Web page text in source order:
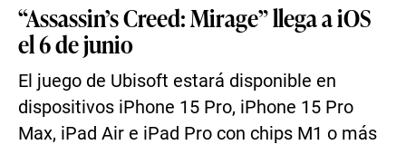
“Assassin’s Creed: Mirage” llega a iOS
el 6 de junio
El juego de Ubisoft estará disponible en
dispositivos iPhone 15 Pro, iPhone 15 Pro
Max, iPad Air e iPad Pro con chips M1 o más